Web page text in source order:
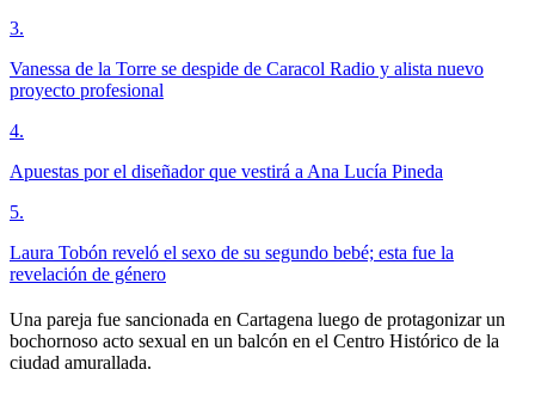
3.
Vanessa de la Torre se despide de Caracol Radio y alista nuevo
proyecto profesional
4.
Apuestas por el diseñador que vestirá a Ana Lucía Pineda
5.
Laura Tobón reveló el sexo de su segundo bebé; esta fue la
revelación de género
Una pareja fue sancionada en Cartagena luego de protagonizar un
bochornoso acto sexual en un balcón en el Centro Histórico de la
ciudad amurallada.